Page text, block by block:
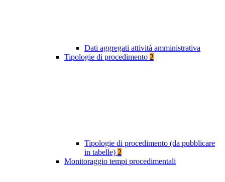
Dati aggregati attività amministrativa
Tipologie di procedimento 2
Tipologie di procedimento (da pubblicare
in tabelle) 2
Monitoraggio tempi procedimentali